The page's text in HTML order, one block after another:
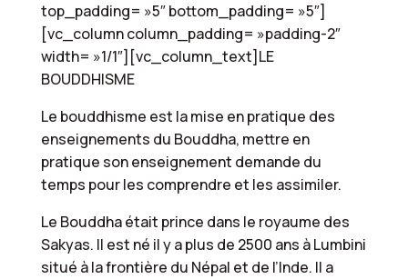
top_padding= »5″ bottom_padding= »5″]
[vc_column column_padding= »padding-2″
width= »1/1″][vc_column_text]LE
BOUDDHISME
Le bouddhisme est la mise en pratique des
enseignements du Bouddha, mettre en
pratique son enseignement demande du
temps pour les comprendre et les assimiler.
Le Bouddha était prince dans le royaume des
Sakyas. Il est né il y a plus de 2500 ans à Lumbini
situé à la frontière du Népal et de l’Inde. Il a